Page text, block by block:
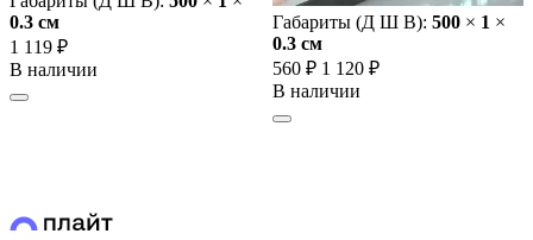
0.3 cм
1 119 ₽
В наличии
Габариты (Д Ш В): 500 × 1 ×
0.3 cм
560 ₽ 1 120 ₽
В наличии